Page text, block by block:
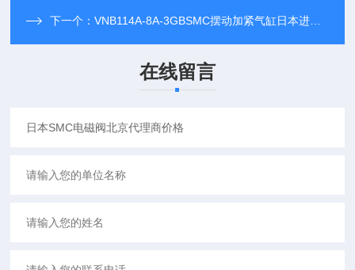
下一个：VNB114A-8A-3GBSMC摆动加紧气缸日本进口批发商
在线留言